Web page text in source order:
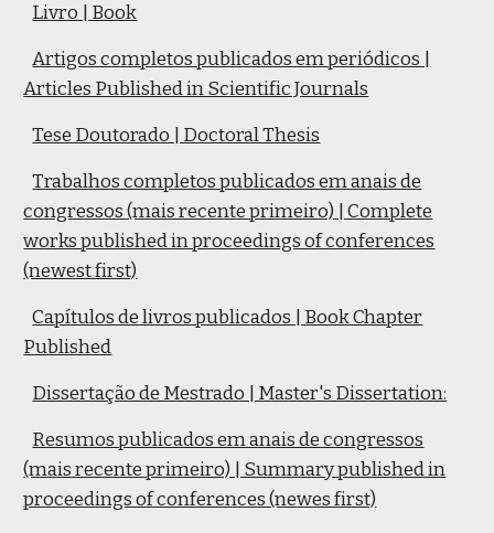
Livro | Book
Artigos completos publicados em periódicos |
Articles Published in Scientific Journals
Tese Doutorado | Doctoral Thesis
Trabalhos completos publicados em anais de
congressos (mais recente primeiro) | Complete
works published in proceedings of conferences
(newest first)
Capítulos de livros publicados | Book Chapter
Published
Dissertação de Mestrado | Master's Dissertation:
Resumos publicados em anais de congressos
(mais recente primeiro) | Summary published in
proceedings of conferences (newes first)